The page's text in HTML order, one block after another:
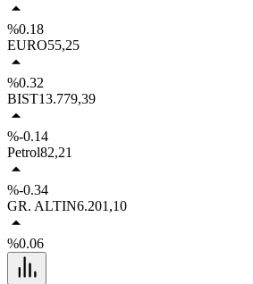
%0.18
EURO55,25
%0.32
BIST13.779,39
%-0.14
Petrol82,21
%-0.34
GR. ALTIN6.201,10
%0.06